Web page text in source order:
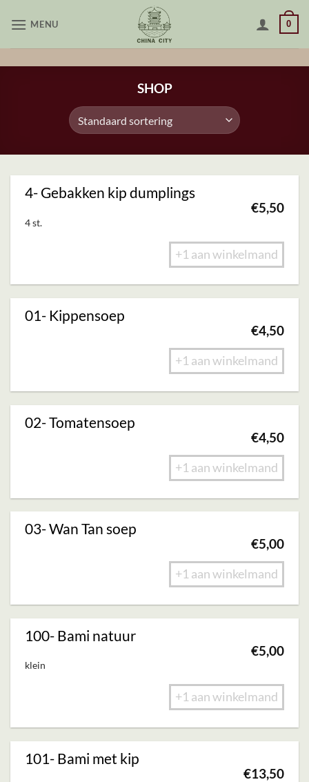
MENU 0
SHOP
4- Gebakken kip dumplings
€5,50
4 st.
+1 aan winkelmand
01- Kippensoep
€4,50
+1 aan winkelmand
02- Tomatensoep
€4,50
+1 aan winkelmand
03- Wan Tan soep
€5,00
+1 aan winkelmand
100- Bami natuur
€5,00
klein
+1 aan winkelmand
101- Bami met kip
€13,50